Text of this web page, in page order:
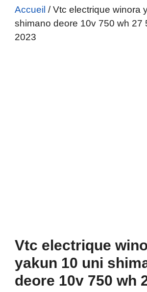
Accueil / Vtc electrique winora
shimano deore 10v 750 wh 27
2023
Vtc electrique
yakun 10 uni
deore 10v 750 wh